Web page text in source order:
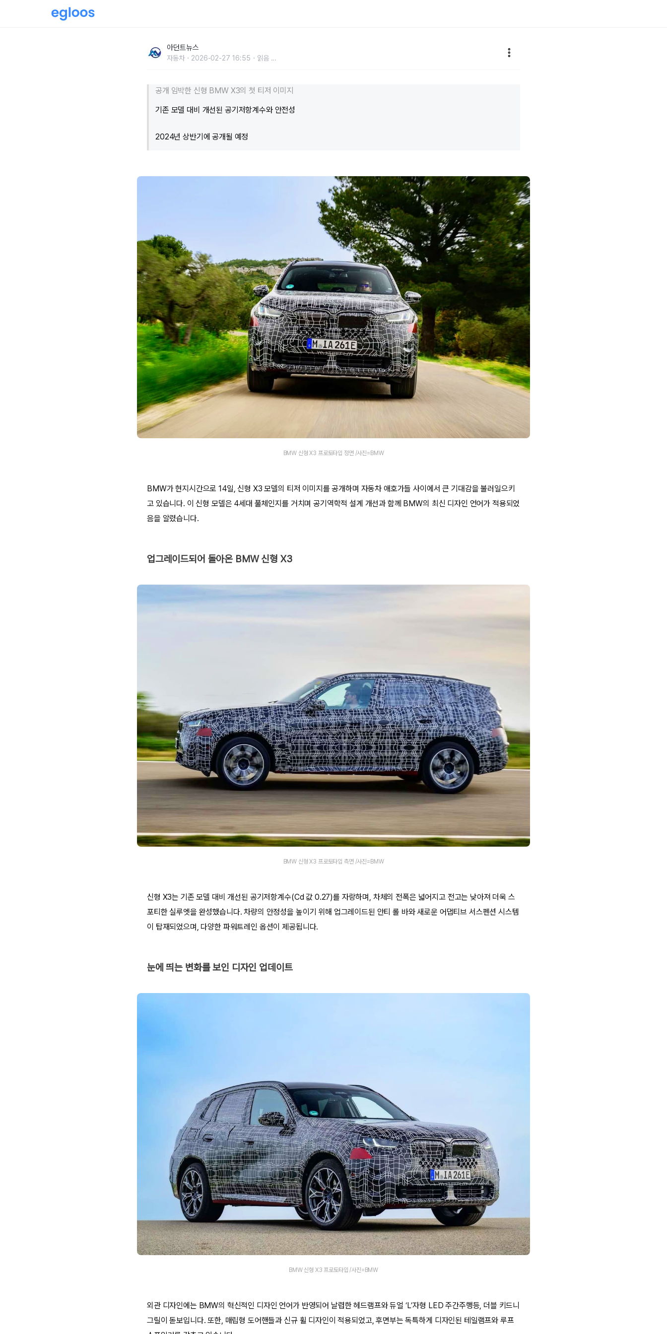
아던트뉴스
자동차 2026-02-27 16:55 읽음 ...
공개 임박한 신형 BMW X3의 첫 티저 이미지
기존 모델 대비 개선된 공기저항계수와 안전성
2024년 상반기에 공개될 예정
BMW 신형 X3 프로토타입 정면 /사진=BMW
BMW가 현지시간으로 14일, 신형 X3 모델의 티저 이미지를 공개하며 자동차 애호가들 사이에서 큰 기대감을 불러일으키
고 있습니다. 이 신형 모델은 4세대 풀체인지를 거치며 공기역학적 설계 개선과 함께 BMW의 최신 디자인 언어가 적용되었
음을 알렸습니다.
업그레이드되어 돌아온 BMW 신형 X3
BMW 신형 X3 프로토타입 측면 /사진=BMW
신형 X3는 기존 모델 대비 개선된 공기저항계수(Cd 값 0.27)를 자랑하며, 차체의 전폭은 넓어지고 전고는 낮아져 더욱 스
포티한 실루엣을 완성했습니다. 차량의 안정성을 높이기 위해 업그레이드된 안티 롤 바와 새로운 어댑티브 서스펜션 시스템
이 탑재되었으며, 다양한 파워트레인 옵션이 제공됩니다.
눈에 띄는 변화를 보인 디자인 업데이트
BMW 신형 X3 프로토타입 /사진=BMW
외관 디자인에는 BMW의 혁신적인 디자인 언어가 반영되어 날렵한 헤드램프와 듀얼 ‘L’자형 LED 주간주행등, 더블 키드니
그릴이 돋보입니다. 또한, 매립형 도어핸들과 신규 휠 디자인이 적용되었고, 후면부는 독특하게 디자인된 테일램프와 루프